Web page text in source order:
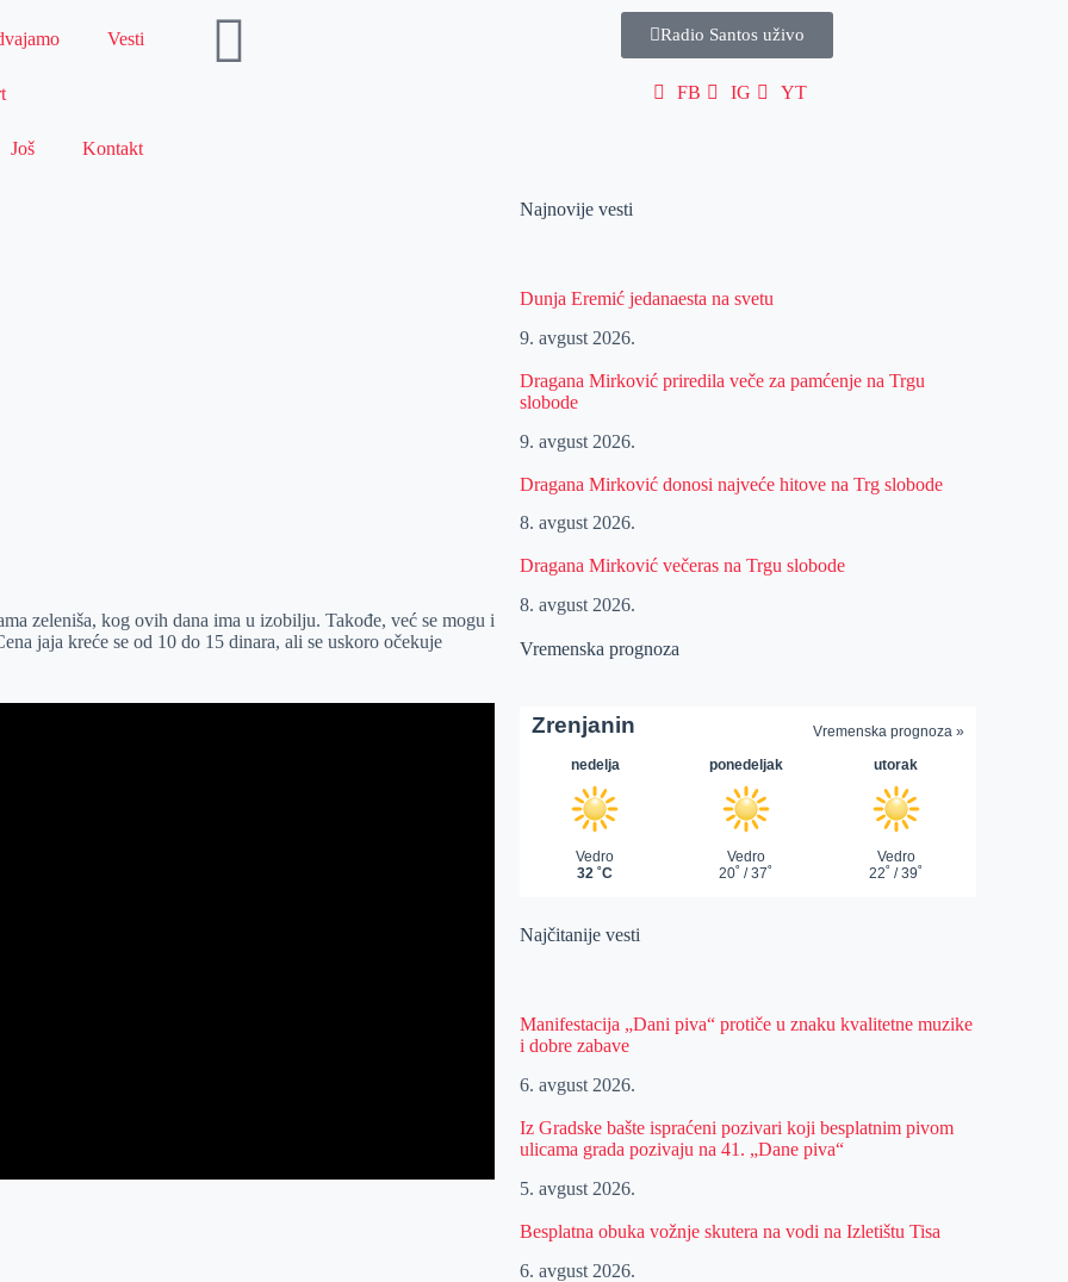
Vesti
Još Kontakt
Radio Santos uživo
FB IG YT
zeleniša, kog ovih dana ima u izobilju. Takođe, već se mogu i
jaja kreće se od 10 do 15 dinara, ali se uskoro očekuje
Najnovije vesti
Dunja Eremić jedanaesta na svetu
9. avgust 2026.
Dragana Mirković priredila veče za pamćenje na Trgu
slobode
9. avgust 2026.
Dragana Mirković donosi najveće hitove na Trg slobode
8. avgust 2026.
Dragana Mirković večeras na Trgu slobode
8. avgust 2026.
Vremenska prognoza
Najčitanije vesti
Manifestacija „Dani piva“ protiče u znaku kvalitetne muzike
i dobre zabave
6. avgust 2026.
Iz Gradske bašte ispraćeni pozivari koji besplatnim pivom
ulicama grada pozivaju na 41. „Dane piva“
5. avgust 2026.
Besplatna obuka vožnje skutera na vodi na Izletištu Tisa
6. avgust 2026.